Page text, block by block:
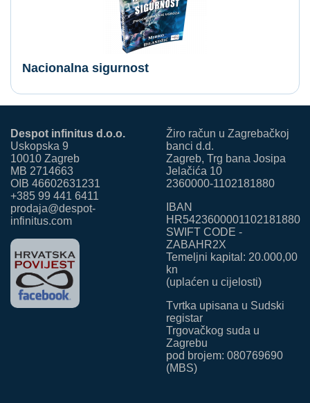
Nacionalna sigurnost
Despot infinitus d.o.o.
Uskopska 9
10010 Zagreb
MB 2714663
OIB 46602631231
+385 99 441 6411
prodaja@despot-
infinitus.com
Žiro račun u Zagrebačkoj
banci d.d.
Zagreb, Trg bana Josipa
Jelačića 10
2360000-1102181880
IBAN
HR5423600001102181880
SWIFT CODE -
ZABAHR2X
Temeljni kapital: 20.000,00
kn
(uplaćen u cijelosti)
Tvrtka upisana u Sudski
registar
Trgovačkog suda u
Zagrebu
pod brojem: 080769690
(MBS)